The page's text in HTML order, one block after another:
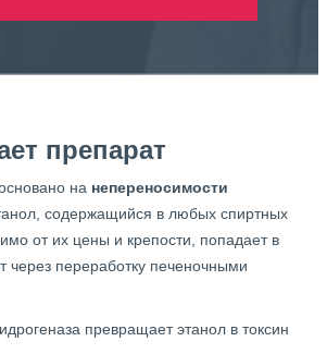
препарат
на непереносимости
содержащийся в любых спиртных
от их цены и крепости, попадает в
через переработку печеночными
превращает этанол в токсин